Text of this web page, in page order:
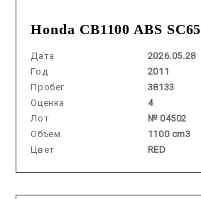
Honda CB1100 ABS SC65
Дата
2026.05.28
Год
2011
Пробег
38133
Оценка
4
Лот
№ 04502
Объем
1100 cm3
Цвет
RED